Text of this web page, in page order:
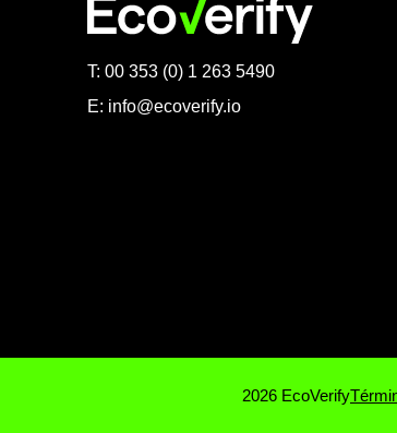
T: 00 353 (0) 1 263 5490
E: info@ecoverify.io
2026 EcoVerify